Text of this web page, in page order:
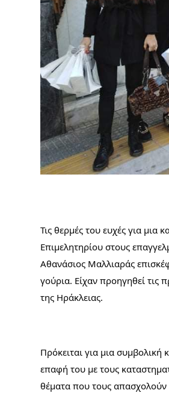
Τις θερμές του ευχές για
Επιμελητηρίου στους
Αθανάσιος Μαλλιαράς
γούρια. Είχαν προηγηθεί τις
της Ηράκλειας.
Πρόκειται για μια
επαφή του με τους
θέματα που τους απασχολούν